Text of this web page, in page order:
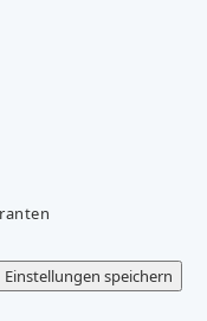
Einstellungen speichern